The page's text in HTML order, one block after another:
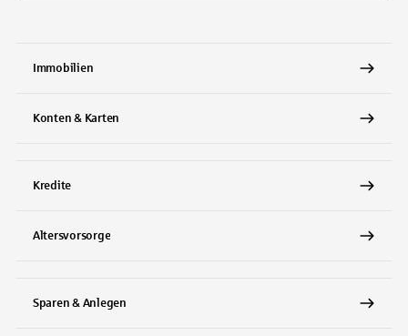
Immobilien
Konten & Karten
Kredite
Altersvorsorge
Sparen & Anlegen